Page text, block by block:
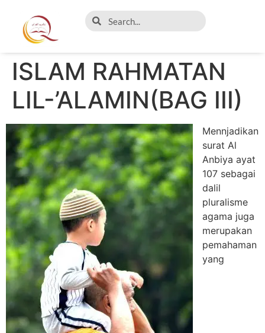
ISLAM RAHMATAN
LIL-’ALAMIN(BAG III)
Mennjadikan
surat Al
Anbiya ayat
107 sebagai
dalil
pluralisme
agama juga
merupakan
pemahaman
yang